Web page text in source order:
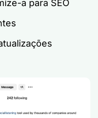
a para SEO